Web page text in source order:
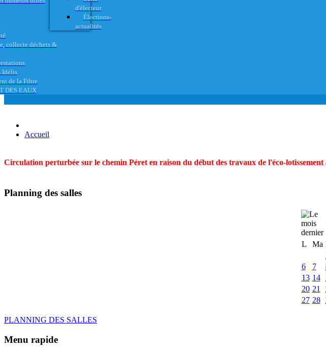
d'électeur
Élections-
actualités
collecte déchets &
Idélis
de la Fibre
DES EAUX
Accueil
Circulation perturbée sur le chemin Péret en raison du début des travaux de l'éco-
Planning des salles
L
Ma
6
7
13 14
20 21
27 28
PLANNING DES SALLES
Menu rapide